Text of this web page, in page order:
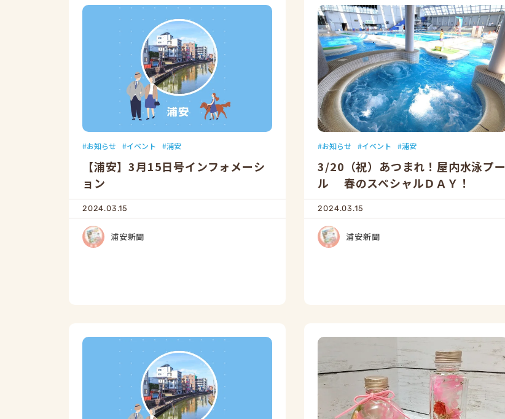
お知らせ イベント 浦安
【浦安】3月15日号インフォメーシ
ョン
2024.03.15
浦安新聞
お知らせ イベント 浦安
3/20（祝）あつまれ！屋内水泳プー
ル 春のスペシャルＤＡＹ！
2024.03.15
浦安新聞